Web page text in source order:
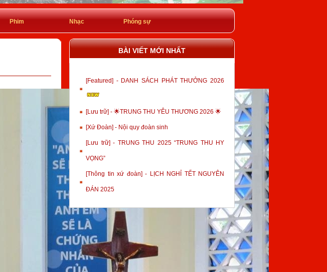
Phim Nhạc Phóng sự
BÀI VIẾT MỚI NHẤT
[Featured] - DANH SÁCH PHÁT THƯỞNG 2026
[Lưu trữ] - 🌟TRUNG THU YÊU THƯƠNG 2026 🌟
[Xứ Đoàn] - Nội quy đoàn sinh
[Lưu trữ] - TRUNG THU 2025 “TRUNG THU HY
VỌNG”
[Thông tin xứ đoàn] - LỊCH NGHỈ TẾT NGUYÊN
ĐÁN 2025